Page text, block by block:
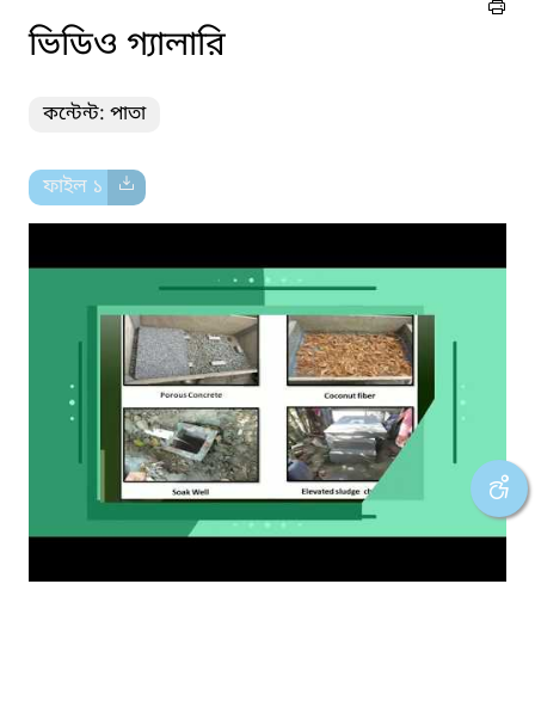
ভিডিও গ্যালারি
কন্টেন্ট: পাতা
ফাইল ১